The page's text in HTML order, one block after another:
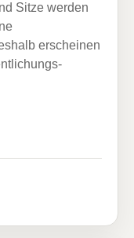
Sitze werden
erscheinen